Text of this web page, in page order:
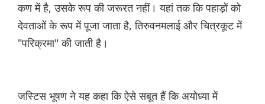
कण में है, उसके रूप की जरूरत नहीं। यहां तक कि पहाड़ों को
देवताओं के रूप में पूजा जाता है, तिरुवनमलाई और चित्रकूट में
"परिक्रमा" की जाती है।
जस्टिस भूषण ने यह कहा कि ऐसे सबूत हैं कि अयोध्या में